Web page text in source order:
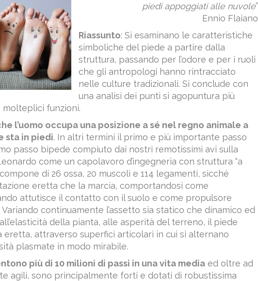
piedi appoggiati alle nuvole”
Ennio Flaiano
Riassunto: Si esaminano le caratteristiche
simboliche del piede a partire dalla
struttura, passando per l’odore e per i ruoli
che gli antropologi hanno rintracciato
nelle culture tradizionali. Si conclude con
una analisi dei punti si agopuntura più
molteplici funzioni.
l’uomo occupa una posizione a sé nel regno animale a
sta in piedi. In altri termini il primo e più importante passo
passo bipede compiuto dai nostri remotissimi avi sulla
come un capolavoro d’ingegneria con struttura “a
di 26 ossa, 20 muscoli e 114 legamenti, sicché
eretta che la marcia, comportandosi come
attutisce il contatto con il suolo e come propulsore
Variando continuamente l’assetto sia statico che dinamico ed
della pianta, alle asperità del terreno, il piede
eretta, attraverso superfici articolari in cui si alternano
plasmate in modo mirabile.
più di 10 milioni di passi in una vita media ed oltre ad
agili, sono principalmente forti e dotati di robustissima